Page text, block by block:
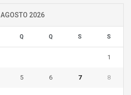
AGOSTO 2026
Q Q S S
1
5 6 7 8